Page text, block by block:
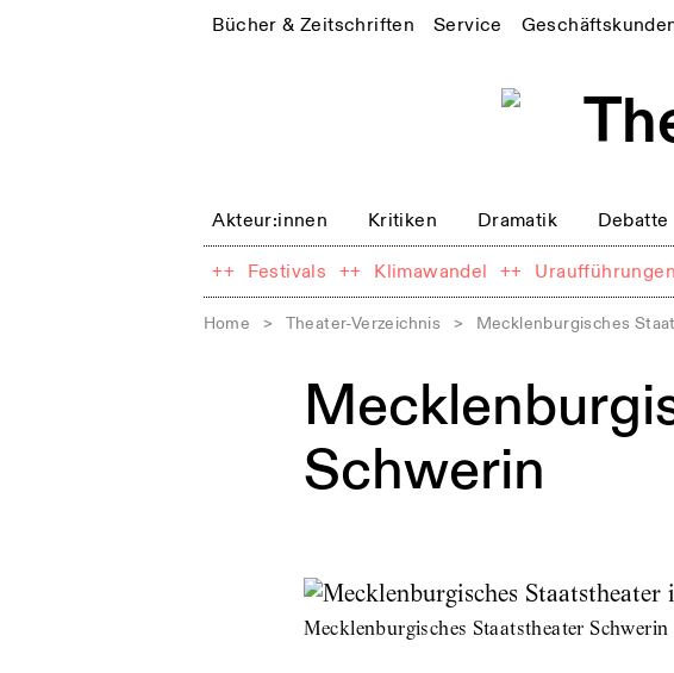
Bücher & Zeitschriften Service
Akteur:innen Kritiken Dramatik Debatte
++ Festivals ++ Klimawandel ++ Uraufführungen
Home > Theater-Verzeichnis > Mecklenburgisches
Schwerin
Mecklenburgisches Staatstheater Schwerin